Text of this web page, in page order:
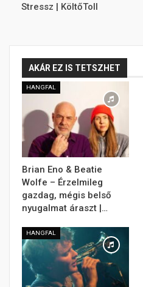
Stressz | KöltőToll
AKÁR EZ IS TETSZHET
HANGFAL
Brian Eno & Beatie
Wolfe – Érzelmileg
gazdag, mégis belső
nyugalmat áraszt |…
HANGFAL